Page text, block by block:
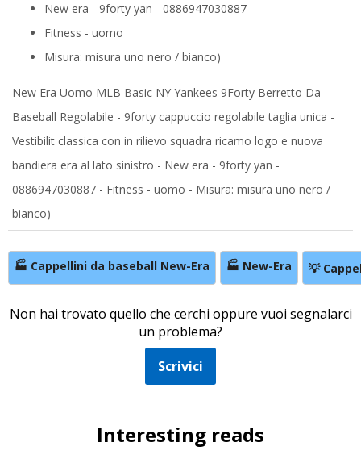
New era - 9forty yan - 0886947030887
Fitness - uomo
Misura: misura uno nero / bianco)
New Era Uomo MLB Basic NY Yankees 9Forty Berretto Da
Baseball Regolabile - 9forty cappuccio regolabile taglia unica -
Vestibilit classica con in rilievo squadra ricamo logo e nuova
bandiera era al lato sinistro - New era - 9forty yan -
0886947030887 - Fitness - uomo - Misura: misura uno nero /
bianco)
🏭 Cappellini da baseball New-Era 🏭 New-Era 💡
Non hai trovato quello che cerchi oppure vuoi segnalarci
un problema?
Scrivici
Interesting reads